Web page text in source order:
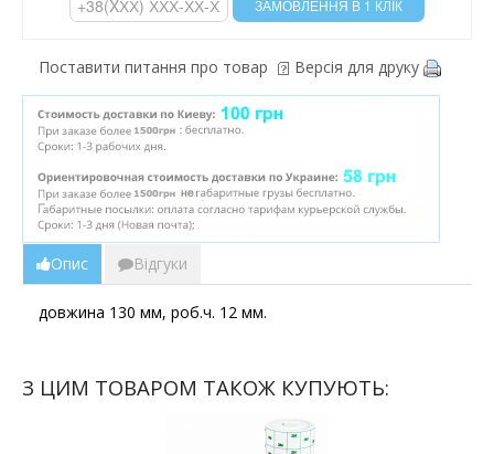
Поставити питання про товар Версія для друку
Опис Відгуки
довжина 130 мм, роб.ч. 12 мм.
З ЦИМ ТОВАРОМ ТАКОЖ КУПУЮТЬ: